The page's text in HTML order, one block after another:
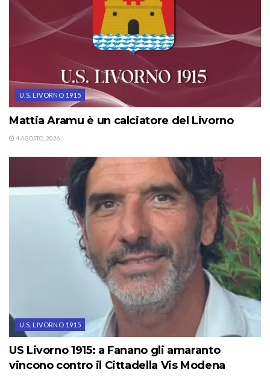
U.S. LIVORNO 1915
Mattia Aramu è un calciatore del Livorno
4 AGOSTO, 2026
U.S. LIVORNO 1915
US Livorno 1915: a Fanano gli amaranto
vincono contro il Cittadella Vis Modena